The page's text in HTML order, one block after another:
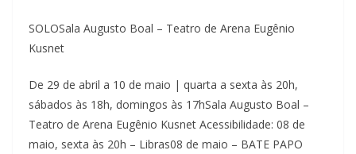
SOLOSala Augusto Boal – Teatro de Arena Eugênio
Kusnet
De 29 de abril a 10 de maio | quarta a sexta às 20h,
sábados às 18h, domingos às 17hSala Augusto Boal –
Teatro de Arena Eugênio Kusnet Acessibilidade: 08 de
maio, sexta às 20h – Libras08 de maio – BATE PAPO